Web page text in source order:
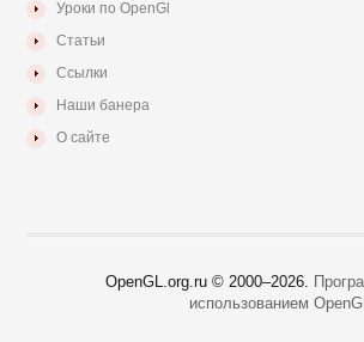
Уроки по OpenGl
Статьи
Ссылки
Наши банера
О сайте
OpenGL.org.ru © 2000–2026.
использованием